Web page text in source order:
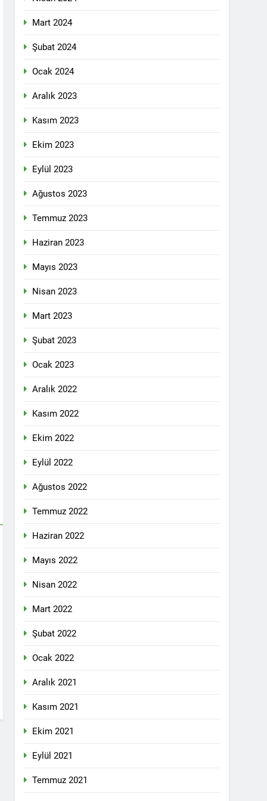
Geleceğinde Belirsizlikler”
Dünya Anadil Günü’nü HAK-
dil olsun.
47 arkadaşını saygıyla anıyoruz
li ber kolonyalîzmê netewînin bi rêzdarî
DEVAM EDİYOR
görüştü.
Genel Merkez’de toplandı.
kutladı.
VE DİYALOĞLA ÇÖZÜLMELİDİR
başkanı Bayram Bozyel’in açılış
Mart 2024
Şubat 2024
Ocak 2024
Aralık 2023
Kasım 2023
Ekim 2023
Eylül 2023
Ağustos 2023
Temmuz 2023
Haziran 2023
Mayıs 2023
Nisan 2023
Mart 2023
Şubat 2023
Ocak 2023
Aralık 2022
Kasım 2022
Ekim 2022
Eylül 2022
Ağustos 2022
Temmuz 2022
Haziran 2022
Mayıs 2022
Nisan 2022
Mart 2022
Şubat 2022
Ocak 2022
Aralık 2021
Kasım 2021
Ekim 2021
Eylül 2021
Temmuz 2021